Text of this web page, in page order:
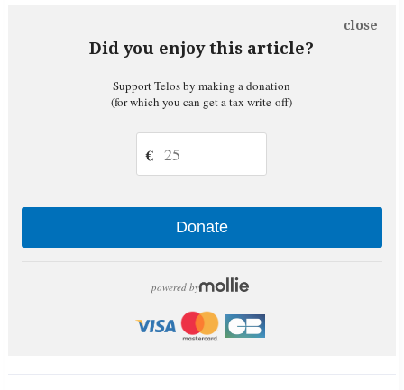
Did you enjoy this article?
close
Support Telos by making a donation
(for which you can get a tax write-off)
€
Donate
powered by